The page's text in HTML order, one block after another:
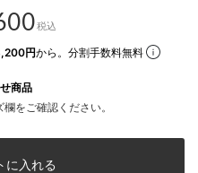
税込
円から。分割手数料無料
商品
をご確認ください。
に入れる